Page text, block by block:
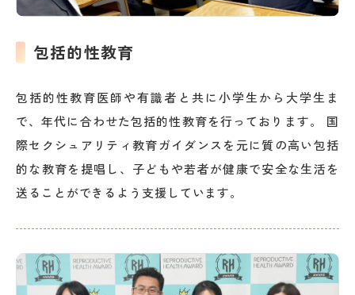
包括的性教育
包括的性教育医師や有識者と共に小学生から大学生ま
で、年代に合わせた包括的性教育を行っております。 国
際セクシュアリティ教育ガイダンスを元に質の高い包括
的な教育を提唱し、子どもや若者が健康で安全な生活を
送ることができるよう支援しています。